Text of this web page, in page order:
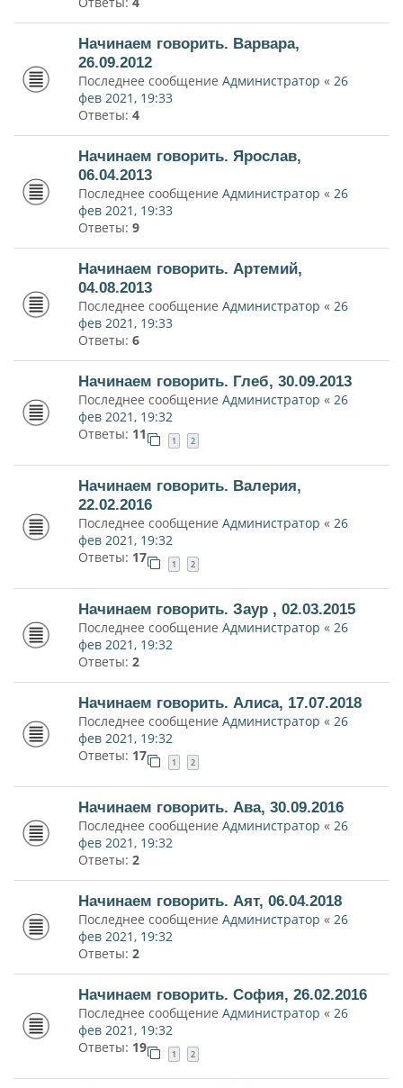
Начинаем говорить. Варвара,
26.09.2012
Последнее сообщение Администратор « 26
фев 2021, 19:33
Ответы: 4
Начинаем говорить. Ярослав,
06.04.2013
Последнее сообщение Администратор « 26
фев 2021, 19:33
Ответы: 9
Начинаем говорить. Артемий,
04.08.2013
Последнее сообщение Администратор « 26
фев 2021, 19:33
Ответы: 6
Начинаем говорить. Глеб, 30.09.2013
Последнее сообщение Администратор « 26
фев 2021, 19:32
Ответы: 11 1 2
Начинаем говорить. Валерия,
22.02.2016
Последнее сообщение Администратор « 26
фев 2021, 19:32
Ответы: 17 1 2
Начинаем говорить. Заур , 02.03.2015
Последнее сообщение Администратор « 26
фев 2021, 19:32
Ответы: 2
Начинаем говорить. Алиса, 17.07.2018
Последнее сообщение Администратор « 26
фев 2021, 19:32
Ответы: 17 1 2
Начинаем говорить. Ава, 30.09.2016
Последнее сообщение Администратор « 26
фев 2021, 19:32
Ответы: 2
Начинаем говорить. Аят, 06.04.2018
Последнее сообщение Администратор « 26
фев 2021, 19:32
Ответы: 2
Начинаем говорить. София, 26.02.2016
Последнее сообщение Администратор « 26
фев 2021, 19:32
Ответы: 19 1 2